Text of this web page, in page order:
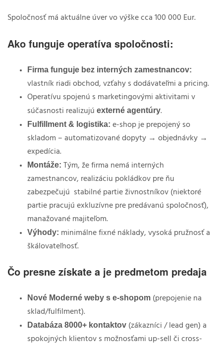
Spoločnosť má aktuálne úver vo výške cca 100 000 Eur.
Ako funguje operatíva spoločnosti:
Firma funguje bez interných zamestnancov:
vlastník riadi obchod, vzťahy s dodávateľmi a pricing.
Operatívu spojenú s marketingovými aktivitami v
súčasnosti realizujú externé agentúry.
Fulfillment & logistika: e-shop je prepojený so
skladom – automatizované dopyty → objednávky →
expedícia.
Montáže: Tým, že firma nemá interných
zamestnancov, realizáciu pokládkov pre ňu
zabezpečujú
stabilné partie živnostníkov (niektoré
partie pracujú exkluzívne pre predávanú spoločnosť),
manažované majiteľom.
Výhody: minimálne fixné náklady, vysoká pružnosť a
škálovateľnosť.
Čo presne získate a je predmetom predaja
Nové Moderné weby s e-shopom (prepojenie na
sklad/fulfilment).
Databáza 8000+ kontaktov (zákazníci / lead gen) a
spokojných klientov s možnosťami up-sell či cross-